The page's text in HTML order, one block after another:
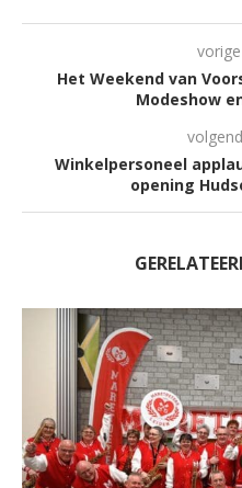
Het Weekend van
Modeshow
Winkelpersoneel
opening